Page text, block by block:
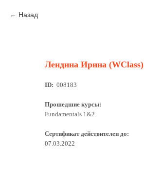
Назад
Лендина Ирина (WClass)
ID: 008183
Прошедшие курсы:
Fundamentals 1&2
Сертификат действителен до:
07.03.2022